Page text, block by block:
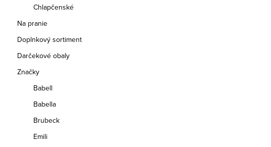
Chlapčenské
Na pranie
Doplnkový sortiment
Darčekové obaly
Značky
Babell
Babella
Brubeck
Emili